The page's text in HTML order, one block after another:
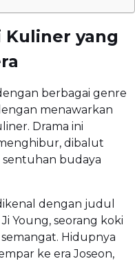
Kuliner yang
berbagai genre
menawarkan
Drama ini
dibalut
sentuhan budaya
dengan judul
Young, seorang koki
Hidupnya
ke era Joseon,